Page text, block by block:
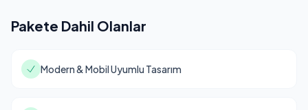
Pakete Dahil Olanlar
Modern & Mobil Uyumlu Tasarım